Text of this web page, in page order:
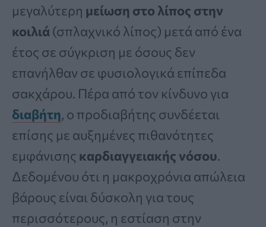
μεγαλύτερη μείωση στο λίπος στην
κοιλιά (σπλαχνικό λίπος) μετά από ένα
έτος σε σύγκριση με όσους δεν
επανήλθαν σε φυσιολογικά επίπεδα
σακχάρου. Πέρα από τον κίνδυνο για
διαβήτη, ο προδιαβήτης συνδέεται
επίσης με αυξημένες πιθανότητες
εμφάνισης καρδιαγγειακής νόσου.
Δεδομένου ότι η μακροχρόνια απώλεια
βάρους είναι δύσκολη για τους
περισσότερους, η εστίαση στην